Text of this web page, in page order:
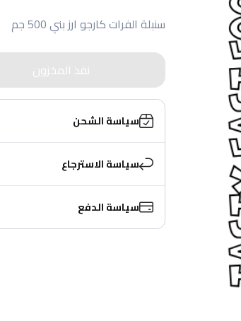
سنبلة الفرات كارجو ارز بني 500 جم
نفذ المخزون
سياسة الشحن
سياسة الاسترجاع
سياسة الدفع